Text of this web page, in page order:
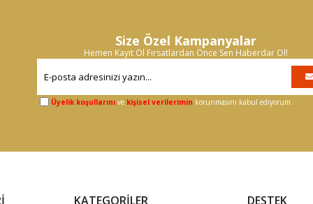
Size Özel Kampanyalar
Hemen Kayıt Ol Fırsatlardan Önce Sen Haberdar Ol!
Üyelik koşullarınıve kişisel verilerimin korunmasını kabul ediyorum.
KATEGORİLER DESTEK